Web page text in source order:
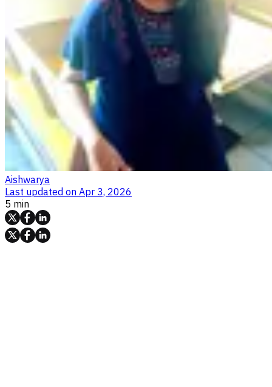
Aishwarya
Last updated on Apr 3, 2026
5 min